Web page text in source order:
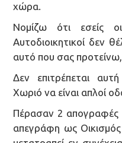
χώρα.
Νομίζω ότι εσείς
Αυτοδιοικητικοί δεν
αυτό που σας προτείνω,
Δεν επιτρέπεται
Χωριό να είναι απλοί
Πέρασαν 2 απογραφές
απεγράφη ως